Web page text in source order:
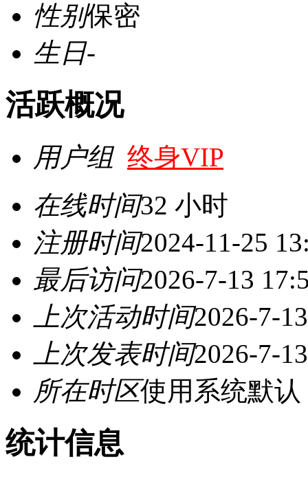
性别保密
生日-
活跃概况
用户组 终身VIP
在线时间32 小时
注册时间2024-11-25
最后访问2026-7-13
上次活动时间2026-7-
上次发表时间2026-7-
所在时区使用系统默认
统计信息